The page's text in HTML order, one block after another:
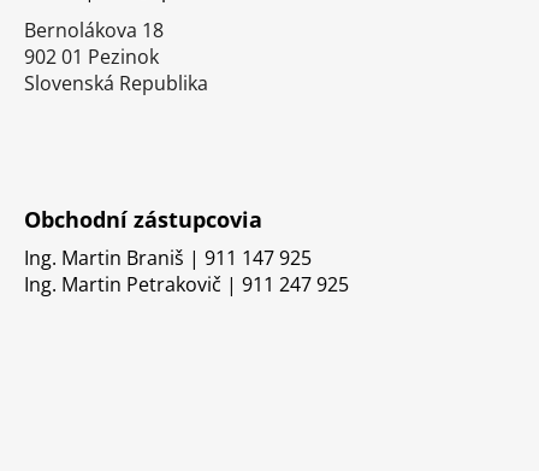
Bernolákova 18
902 01 Pezinok
Slovenská Republika
Obchodní zástupcovia
Ing. Martin Braniš | 911 147 925
Ing. Martin Petrakovič | 911 247 925